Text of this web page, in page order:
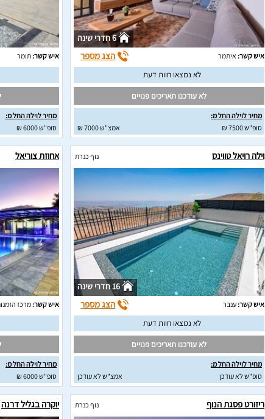
6 חדרי שינה
איש קשר: איתמר הצג מספר
לא נמצאו חוות דעת
לא עודכנו תאריכים פנויים
מחיר לוילה החל מ:
סופ"ש 7500 ₪
אמצ"ש 7000 ₪
איש קשר:תומר
מחיר לוילה החל מ:
סופ"ש 6000 ₪
וילה רויאל טווינס נוף כנרת
16 חדרי שינה
איש קשר:ענבר הצג מספר
לא נמצאו חוות דעת
לא עודכנו תאריכים פנויים
מחיר לוילה החל מ:
סופ"ש לא עודכן
אמצ"ש לא עודכן
אחוזת צוריאל
איש קשר:מרכז
מחיר לוילה החל מ:
סופ"ש 6000 ₪
ריזורט פסגת הנוף נוף כנרת יוקרה בגליל דרנה